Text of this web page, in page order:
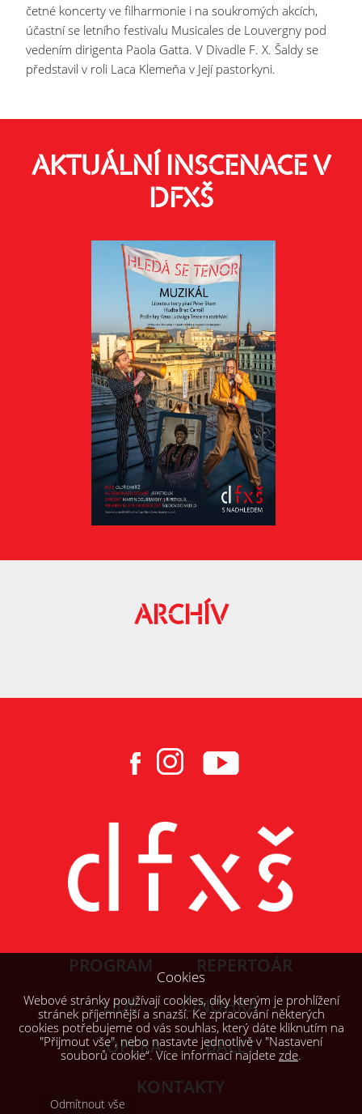
četné koncerty ve filharmonie i na soukromých akcích,
účastní se letního festivalu Musicales de Louvergny pod
vedením dirigenta Paola Gatta. V Divadle F. X. Šaldy se
představil v roli Laca Klemeňa v Její pastorkyni.
AKTUÁLNÍ INSCENACE V
DFXŠ
ARCHÍV
PROGRAM
REPERTOÁR
LIDÉ
ČINOHRA
OPERA
BALET
KONTAKTY
Cookies
Webové stránky používají cookies, díky kterým je prohlížení
stránek příjemnější a snazší. Ke zpracování některých
cookies potřebujeme od vás souhlas, který dáte kliknutím na
"Přijmout vše", nebo nastavte jednotlivě v "Nastavení
souborů cookie“. Více informací najdete zde.
Odmítnout vše